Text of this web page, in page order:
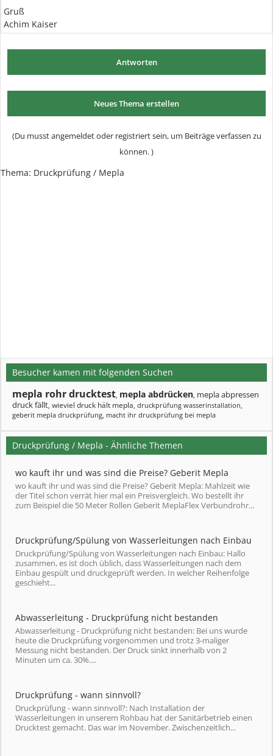
Gruß
Achim Kaiser
Antworten
Neues Thema erstellen
(Du musst angemeldet oder registriert sein, um Beiträge verfassen zu
können. )
Thema: Druckprüfung / Mepla
Besucher kamen mit folgenden Suchen
mepla rohr drucktest, mepla abdrücken, mepla abpressen
druck fällt, wieviel druck hält mepla, druckprüfung wasserinstallation,
geberit mepla druckprüfung, macht ihr druckprüfung bei mepla
Druckprüfung / Mepla - Ähnliche Themen
wo kauft ihr und was sind die Preise? Geberit Mepla
wo kauft ihr und was sind die Preise? Geberit Mepla: Mahlzeit wie
der Titel schon verrät hier mal ein Preisvergleich. Wo bestellt ihr
zum Beispiel die 50 Meter Rollen Geberit MeplaFlex Verbundrohr...
Druckprüfung/Spülung von Wasserleitungen nach Einbau
Druckprüfung/Spülung von Wasserleitungen nach Einbau: Hallo
zusammen, es ist doch üblich, dass Wasserleitungen nach dem
Einbau gespült und druckgeprüft werden. In welcher Reihenfolge
geschieht...
Abwasserleitung - Druckprüfung nicht bestanden
Abwasserleitung - Druckprüfung nicht bestanden: Bei uns wurde
heute die Druckprüfung vorgenommen und trotz 3-maliger
Messung nicht bestanden. Der Druck sinkt innerhalb von 2
Minuten um ca. 30%....
Druckprüfung - wann sinnvoll?
Druckprüfung - wann sinnvoll?: Nach Installation der
Wasserleitungen in unserem Rohbau hat der Sanitärbetrieb einen
Drucktest gemacht. Das war im November. Zwischenzeitlich...